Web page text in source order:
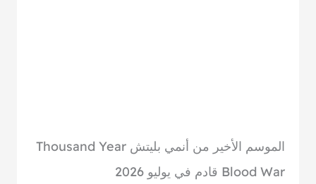
الموسم الأخير من أنمي بليتش Thousand Year
Blood War قادم في يوليو 2026